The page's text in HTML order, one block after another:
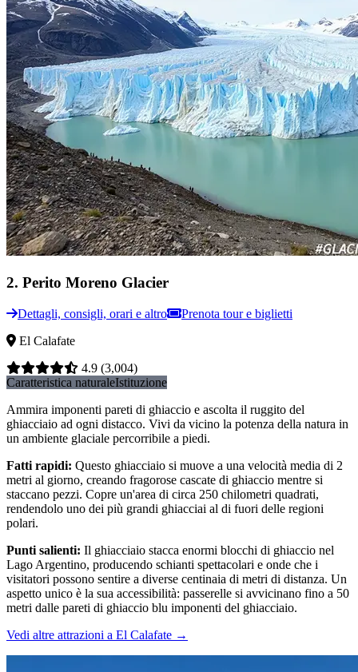
2. Perito Moreno Glacier
Dettagli, consigli, orari e altro
Prenota tour e biglietti
El Calafate
4.9 (3,004)
Caratteristica naturaleIstituzione
Ammira imponenti pareti di ghiaccio e ascolta il ruggito del
ghiacciaio ad ogni distacco. Vivi da vicino la potenza della natura in
un ambiente glaciale percorribile a piedi.
Fatti rapidi: Questo ghiacciaio si muove a una velocità media di 2
metri al giorno, creando fragorose cascate di ghiaccio mentre si
staccano pezzi. Copre un'area di circa 250 chilometri quadrati,
rendendolo uno dei più grandi ghiacciai al di fuori delle regioni
polari.
Punti salienti: Il ghiacciaio stacca enormi blocchi di ghiaccio nel
Lago Argentino, producendo schianti spettacolari e onde che i
visitatori possono sentire a diverse centinaia di metri di distanza. Un
aspetto unico è la sua accessibilità: passerelle si avvicinano fino a 50
metri dalle pareti di ghiaccio blu imponenti del ghiacciaio.
Vedi altre attrazioni a El Calafate →